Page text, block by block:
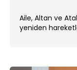
Aile, Altan ve
yeniden